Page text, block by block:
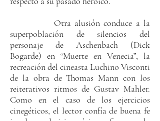
Otra alusión conduce a la
superpoblación de silencios del
personaje de Aschenbach (Dick
Bogarde) en “Muerte en Venecia”, la
recreación del cineasta Luchino Visconti
de la obra de Thomas Mann con los
reiterativos ritmos de Gustav Mahler.
Como en el caso de los ejercicios
cinegéticos, el lector confía de buena fe